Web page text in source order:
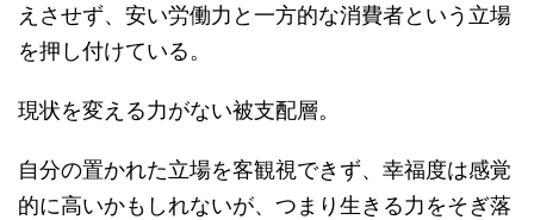
えさせず、安い労働力と一方的な消費者という立場
を押し付けている。
現状を変える力がない被支配層。
自分の置かれた立場を客観視できず、幸福度は感覚
的に高いかもしれないが、つまり生きる力をそぎ落